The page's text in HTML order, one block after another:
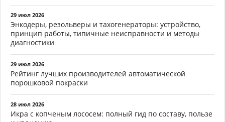
29 июл 2026
Энкодеры, резольверы и тахогенераторы: устройство,
принцип работы, типичные неисправности и методы
диагностики
29 июл 2026
Рейтинг лучших производителей автоматической
порошковой покраски
28 июл 2026
Икра с копченым лососем: полный гид по составу, пользе